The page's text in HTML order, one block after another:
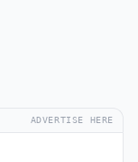
ADVERTISE HERE